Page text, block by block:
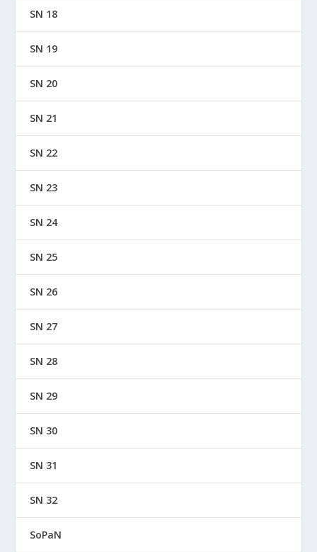
SN 18
SN 19
SN 20
SN 21
SN 22
SN 23
SN 24
SN 25
SN 26
SN 27
SN 28
SN 29
SN 30
SN 31
SN 32
SoPaN